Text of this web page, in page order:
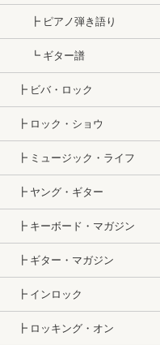
┣ ピアノ弾き語り
┗ ギター譜
┣ ビバ・ロック
┣ ロック・ショウ
┣ ミュージック・ライフ
┣ ヤング・ギター
┣ キーボード・マガジン
┣ ギター・マガジン
┣ インロック
┣ ロッキング・オン